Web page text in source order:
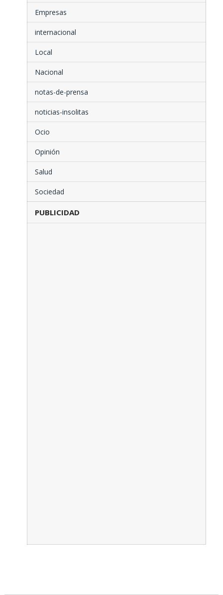
Empresas
internacional
Local
Nacional
notas-de-prensa
noticias-insolitas
Ocio
Opinión
Salud
Sociedad
PUBLICIDAD